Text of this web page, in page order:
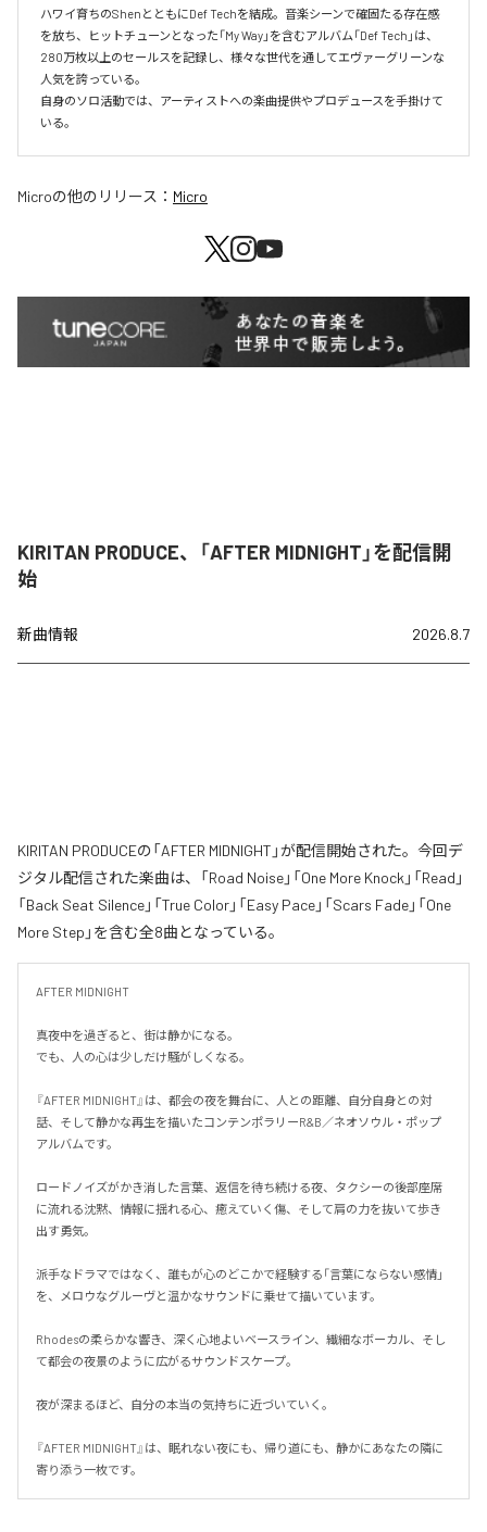
ハワイ育ちのShenとともにDef Techを結成。音楽シーンで確固たる存在感
を放ち、ヒットチューンとなった「My Way」を含むアルバム「Def Tech」は、
280万枚以上のセールスを記録し、様々な世代を通してエヴァーグリーンな
人気を誇っている。
自身のソロ活動では、アーティストへの楽曲提供やプロデュースを手掛けて
いる。
Microの他のリリース： Micro
KIRITAN PRODUCE、「AFTER MIDNIGHT」を配信開
始
新曲情報 2026.8.7
KIRITAN PRODUCEの「AFTER MIDNIGHT」が配信開始された。今回デ
ジタル配信された楽曲は、「Road Noise」「One More Knock」「Read」
「Back Seat Silence」「True Color」「Easy Pace」「Scars Fade」「One
More Step」を含む全8曲となっている。
AFTER MIDNIGHT
真夜中を過ぎると、街は静かになる。
でも、人の心は少しだけ騒がしくなる。
『AFTER MIDNIGHT』は、都会の夜を舞台に、人との距離、自分自身との対
話、そして静かな再生を描いたコンテンポラリーR&B／ネオソウル・ポップ
アルバムです。
ロードノイズがかき消した言葉、返信を待ち続ける夜、タクシーの後部座席
に流れる沈黙、情報に揺れる心、癒えていく傷、そして肩の力を抜いて歩き
出す勇気。
派手なドラマではなく、誰もが心のどこかで経験する「言葉にならない感情」
を、メロウなグルーヴと温かなサウンドに乗せて描いています。
Rhodesの柔らかな響き、深く心地よいベースライン、繊細なボーカル、そし
て都会の夜景のように広がるサウンドスケープ。
夜が深まるほど、自分の本当の気持ちに近づいていく。
『AFTER MIDNIGHT』は、眠れない夜にも、帰り道にも、静かにあなたの隣に
寄り添う一枚です。